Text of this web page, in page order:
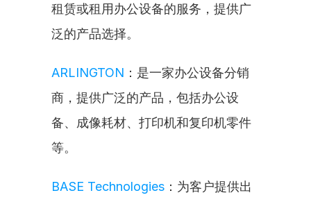
租赁或租用办公设备的服务，提供广
泛的产品选择。
ARLINGTON ：是一家办公设备分销
商，提供广泛的产品，包括办公设
备、成像耗材、打印机和复印机零件
等。
BASE Technologies ：为客户提供出